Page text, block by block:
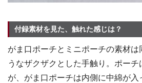
付録素材を見た、触れた感じは？
がま口ポーチとミニポーチの素材は
うなザクザクとした手触り。ポー
が、がま口ポーチは内側に中綿が